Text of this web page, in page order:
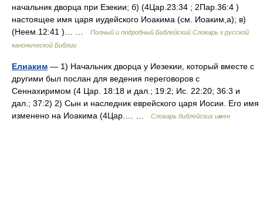
начальник дворца при Езекии; б) (4Цар.23:34 ; 2Пар.36:4 )
настоящее имя царя иудейского Иоакима (см. Иоаким,а); в)
(Неем.12:41 )… …
Полный и подробный Библейский Словарь к русской
канонической Библии
Елиаким — 1) Начальник дворца у Иезекии, который вместе с
другими был послан для ведения переговоров с
Сеннахиримом (4 Цар. 18:18 и дал.; 19:2; Ис. 22:20; 36:3 и
дал.; 37:2) 2) Сын и наследник еврейского царя Иосии. Его имя
изменено на Иоакима (4Цар.… …
Словарь библейских имен